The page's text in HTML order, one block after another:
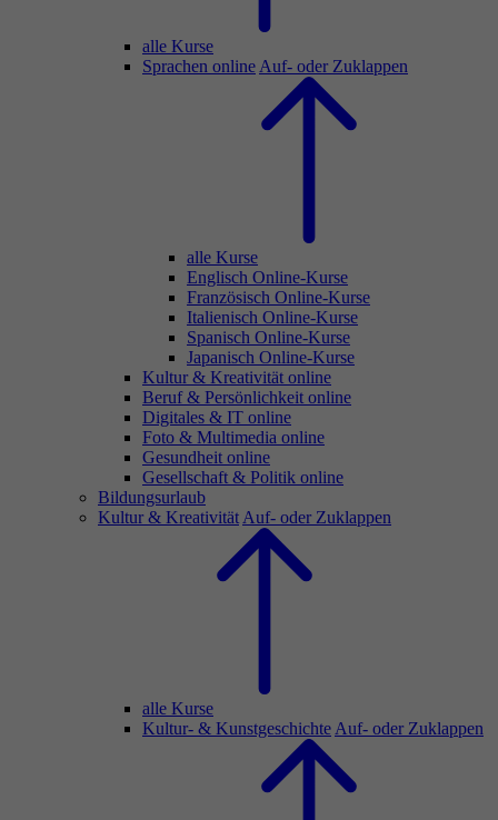
alle Kurse
Sprachen online Auf- oder Zuklappen
alle Kurse
Englisch Online-Kurse
Französisch Online-Kurse
Italienisch Online-Kurse
Spanisch Online-Kurse
Japanisch Online-Kurse
Kultur & Kreativität online
Beruf & Persönlichkeit online
Digitales & IT online
Foto & Multimedia online
Gesundheit online
Gesellschaft & Politik online
Bildungsurlaub
Kultur & Kreativität Auf- oder Zuklappen
alle Kurse
Kultur- & Kunstgeschichte Auf- oder Zuklappen